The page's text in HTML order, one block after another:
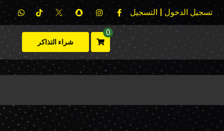
تسجيل الدخول | التسجيل
0
شراء التذاكر